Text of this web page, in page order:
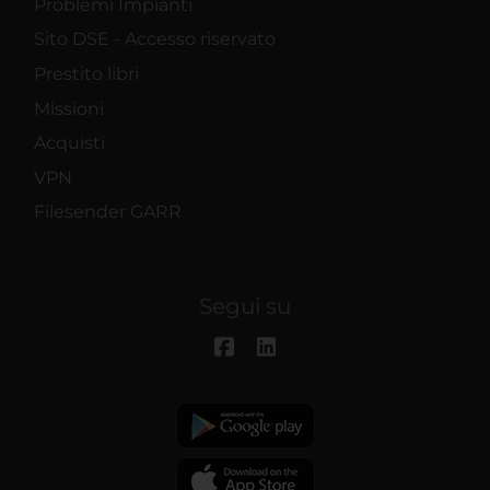
Problemi Impianti
Sito DSE - Accesso riservato
Prestito libri
Missioni
Acquisti
VPN
Filesender GARR
Segui su